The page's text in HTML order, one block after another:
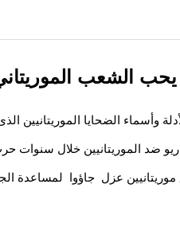
الشعب
وأسماء الضحايا الموريتانيين
ضد الموريتانيين خلال سنوات
عزل جاؤوا لمساعدة